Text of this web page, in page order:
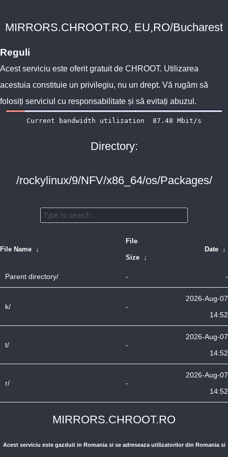
MIRRORS.CHROOT.RO, EU,RO/Bucharest
Reguli
Acest serviciu este oferit gratuit de CHROOT. Utilizarea
acestuia constituie un privilegiu, nu un drept. Vă rugăm să
folosiți serviciul cu responsabilitate și să evitați abuzul.
Directory:
/rockylinux/9/NFV/x86_64/os/Packages/
File Name ↓
File
Size ↓
Date ↓
Parent directory/ - -
k/ -
2026-Aug-07
14:52
t/ -
2026-Aug-07
14:52
r/ -
2026-Aug-07
14:52
MIRRORS.CHROOT.RO
Acest serviciu este gazduit in Romania si se adreseaza utilizatorilor din Romania si